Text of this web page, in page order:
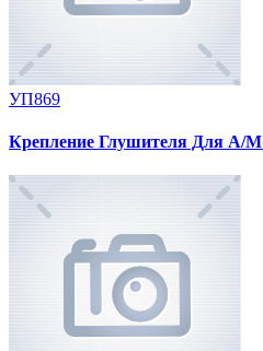
УП869
Крепление Глушителя Для А/М